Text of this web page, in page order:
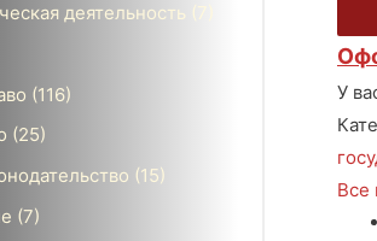
деятельность
(116)
(25)
(15)
(7)
У
Все